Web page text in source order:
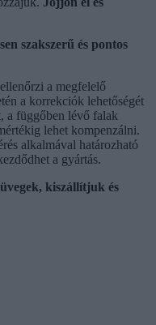
szakszerű és pontos
a megfelelő
a korrekciók lehetőségét
a függőben lévő falak
lehet kompenzálni.
alkalmával határozható
a gyártás.
kiszállítjuk és